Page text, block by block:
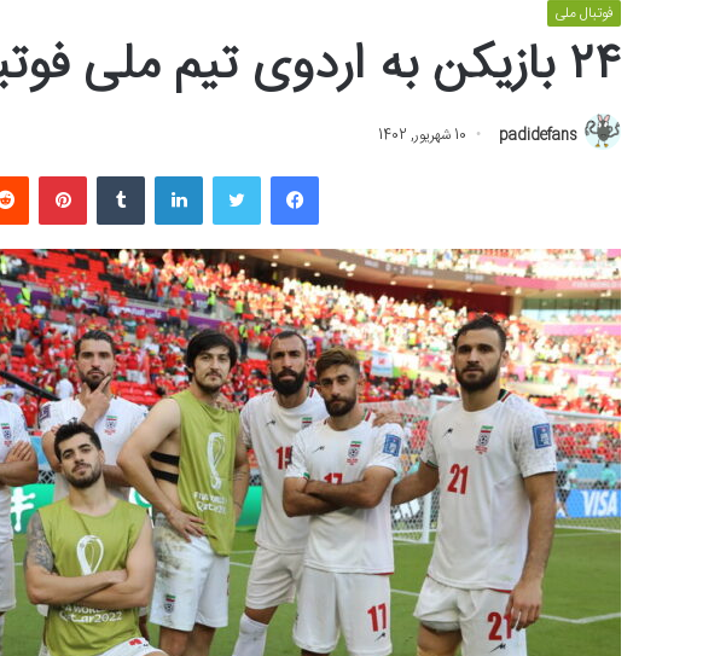
فوتبال ملی
٢۴ بازیکن به اردوی تیم ملی فوتبال دعوت شدند
padidefans 10 شهریور, 1402
فیسبوک لینکداین پینتریست